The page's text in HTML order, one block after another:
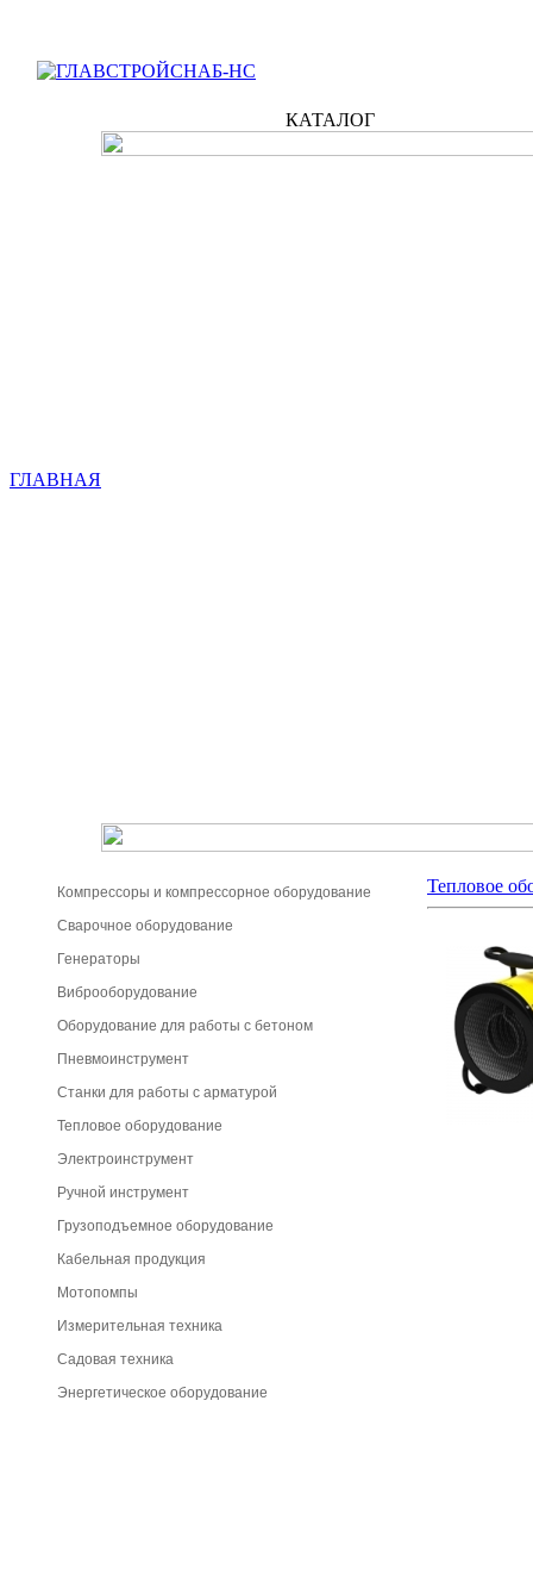
ГЛАВНАЯ
КАТАЛОГ
Компрессоры и компрессорное оборудование
Сварочное оборудование
Генераторы
Виброоборудование
Оборудование для работы с бетоном
Пневмоинструмент
Станки для работы с арматурой
Тепловое оборудование
Электроинструмент
Ручной инструмент
Грузоподъемное оборудование
Кабельная продукция
Мотопомпы
Измерительная техника
Садовая техника
Энергетическое оборудование
Тепловое